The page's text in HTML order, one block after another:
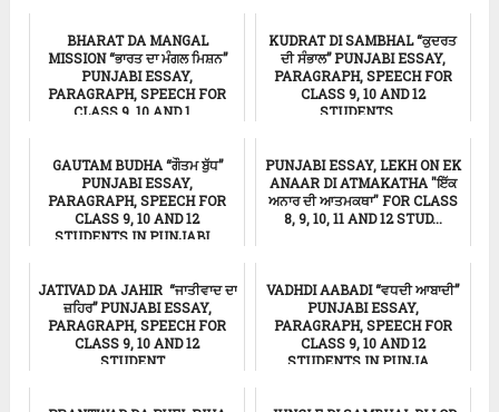
BHARAT DA MANGAL
MISSION “ਭਾਰਤ ਦਾ ਮੰਗਲ ਮਿਸ਼ਨ”
PUNJABI ESSAY,
PARAGRAPH, SPEECH FOR
CLASS 9, 10 AND 1...
KUDRAT DI SAMBHAL “ਕੁਦਰਤ
ਦੀ ਸੰਭਾਲ” PUNJABI ESSAY,
PARAGRAPH, SPEECH FOR
CLASS 9, 10 AND 12
STUDENTS ...
GAUTAM BUDHA “ਗੌਤਮ ਬੁੱਧ”
PUNJABI ESSAY,
PARAGRAPH, SPEECH FOR
CLASS 9, 10 AND 12
STUDENTS IN PUNJABI...
PUNJABI ESSAY, LEKH ON EK
ANAAR DI ATMAKATHA "ਇੱਕ
ਅਨਾਰ ਦੀ ਆਤਮਕਥਾ" FOR CLASS
8, 9, 10, 11 AND 12 STUD...
JATIVAD DA JAHIR “ਜਾਤੀਵਾਦ ਦਾ
ਜ਼ਹਿਰ” PUNJABI ESSAY,
PARAGRAPH, SPEECH FOR
CLASS 9, 10 AND 12
STUDENT...
VADHDI AABADI “ਵਧਦੀ ਆਬਾਦੀ”
PUNJABI ESSAY,
PARAGRAPH, SPEECH FOR
CLASS 9, 10 AND 12
STUDENTS IN PUNJA...